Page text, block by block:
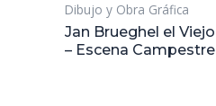
Dibujo y Obra Gráfica
Jan Brueghel el Viejo
– Escena Campestre